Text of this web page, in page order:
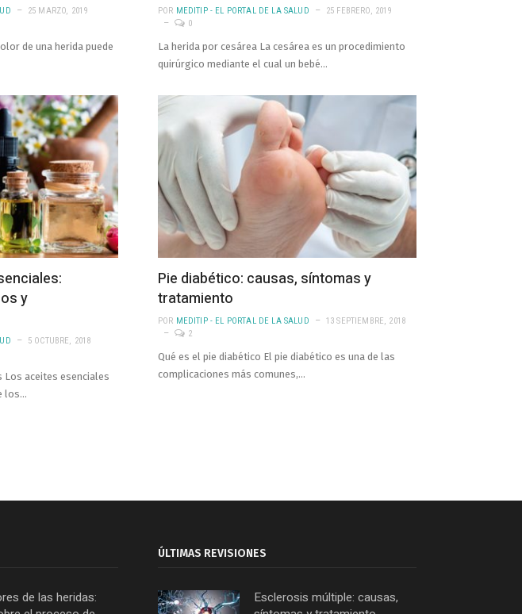
25 MARZO, 2019
de una herida puede
POR MEDITIP - EL PORTAL DE LA SALUD
25 FEBRERO, 2019
0
La herida por cesárea La cesárea es un procedimiento
quirúrgico mediante el cual un bebé…
y
5 OCTUBRE, 2018
Los aceites esenciales
los…
Pie diabético: causas, síntomas y
tratamiento
POR MEDITIP - EL PORTAL DE LA SALUD
13 SEPTIEMBRE, 2018
2
Qué es el pie diabético El pie diabético es una de las
complicaciones más comunes,…
de las heridas:
ÚLTIMAS REVISIONES
Esclerosis múltiple: causas,